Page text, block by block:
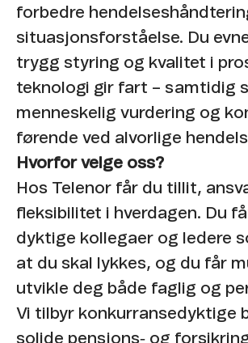
forbedre
situasjonsforståelse. Du
trygg styring og kvalitet i
teknologi gir fart – samtidig
menneskelig vurdering og
førende ved alvorlige
Hvorfor velge oss?
Hos Telenor får du tillit,
fleksibilitet i hverdagen. Du
dyktige kollegaer og ledere
at du skal lykkes, og du får
utvikle deg både faglig og
Vi tilbyr konkurransedyktige
solide pensjons‑ og